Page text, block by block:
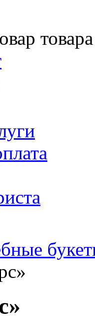
товара